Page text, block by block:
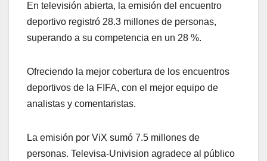
En televisión abierta, la emisión del encuentro
deportivo registró 28.3 millones de personas,
superando a su competencia en un 28 %.
Ofreciendo la mejor cobertura de los encuentros
deportivos de la FIFA, con el mejor equipo de
analistas y comentaristas.
La emisión por ViX sumó 7.5 millones de
personas. Televisa-Univision agradece al público